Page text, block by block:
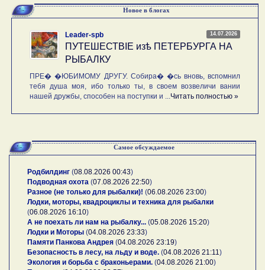
Новое в блогах
14.07.2026
Leader-spb
ПУТЕШЕСТВIE изѣ ПЕТЕРБУРГА НА
РЫБАЛКУ
ПРЕ� �ЮБИМОМУ ДРУГУ. Собира� �сь вновь, вспомнил
тебя душа моя, ибо только ты, в своем возвеличи вании
нашей дружбы, способен на поступки и ...Читать полностью »
Самое обсуждаемое
Родбилдинг (08.08.2026 00:43)
Подводная охота (07.08.2026 22:50)
Разное (не только для рыбалки)! (06.08.2026 23:00)
Лодки, моторы, квадроциклы и техника для рыбалки
(06.08.2026 16:10)
А не поехать ли нам на рыбалку... (05.08.2026 15:20)
Лодки и Моторы (04.08.2026 23:33)
Памяти Панкова Андрея (04.08.2026 23:19)
Безопасность в лесу, на льду и воде. (04.08.2026 21:11)
Экология и борьба с браконьерами. (04.08.2026 21:00)